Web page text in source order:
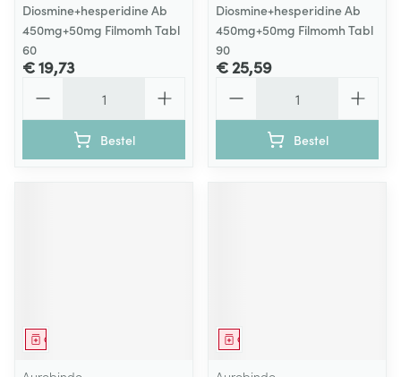
Diosmine+hesperidine Ab
450mg+50mg Filmomh Tabl
60
€ 19,73
Bestel
Diosmine+hesperidine Ab
450mg+50mg Filmomh Tabl
90
€ 25,59
Bestel
Geneesmiddel Geneesmiddel